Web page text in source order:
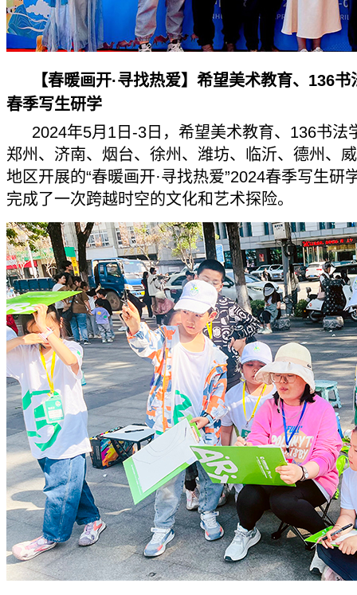
【春暖画开·寻找热爱】希望美术教育、136
春季写生研学
2024年5月1日-3日，希望美术教育、136书法
郑州、济南、烟台、徐州、潍坊、临沂、德州、
地区开展的“春暖画开·寻找热爱”2024春季写生研
完成了一次跨越时空的文化和艺术探险。